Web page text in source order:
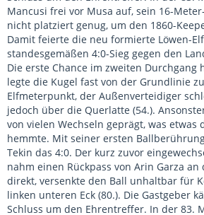
Mancusi frei vor Musa auf, sein 16-
nicht platziert genug, um den 1860-
Damit feierte die neu formierte Löwen-
standesgemäßen 4:0-Sieg gegen den
Die erste Chance im zweiten Durchgang
legte die Kugel fast von der Grundlinie
Elfmeterpunkt, der Außenverteidiger
jedoch über die Querlatte (54.).
von vielen Wechseln geprägt, was etwas
hemmte. Mit seiner ersten
Tekin das 4:0. Der kurz zuvor
nahm einen Rückpass von Arin Garza
direkt, versenkte den Ball unhaltbar für
linken unteren Eck (80.). Die Gastgeber
Schluss um den Ehrentreffer. In der 83.